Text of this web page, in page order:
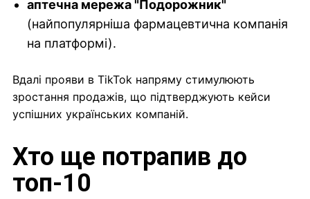
аптечна мережа "Подорожник"
(найпопулярніша фармацевтична компанія
на платформі).
Вдалі прояви в TikTok напряму стимулюють
зростання продажів, що підтверджують кейси
успішних українських компаній.
Хто ще потрапив до
топ-10